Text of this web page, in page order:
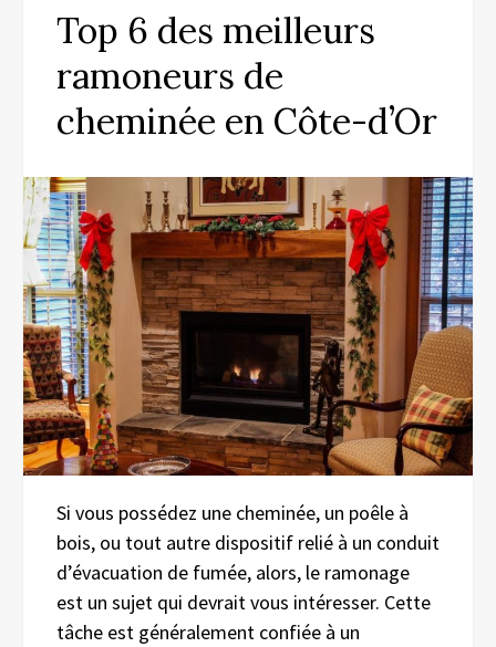
Top 6 des meilleurs
ramoneurs de
cheminée en Côte-d’Or
Si vous possédez une cheminée, un poêle à
bois, ou tout autre dispositif relié à un conduit
d’évacuation de fumée, alors, le ramonage
est un sujet qui devrait vous intéresser. Cette
tâche est généralement confiée à un